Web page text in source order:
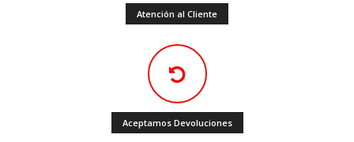
Atención al Cliente
Aceptamos Devoluciones